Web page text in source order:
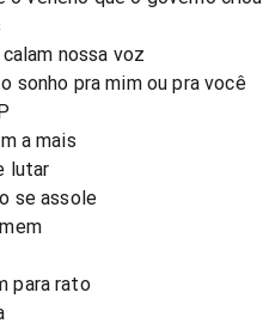
nossa voz
sonho pra mim ou pra você
a mais
lutar
se assole
para rato